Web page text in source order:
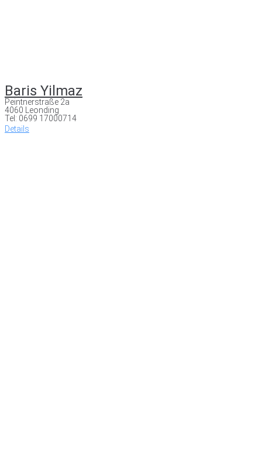
Baris Yilmaz
Peintnerstraße 2a
4060 Leonding
Tel: 0699 17000714
Details